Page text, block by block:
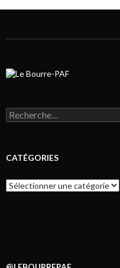
Rechercher :
CATÉGORIES
Catégories